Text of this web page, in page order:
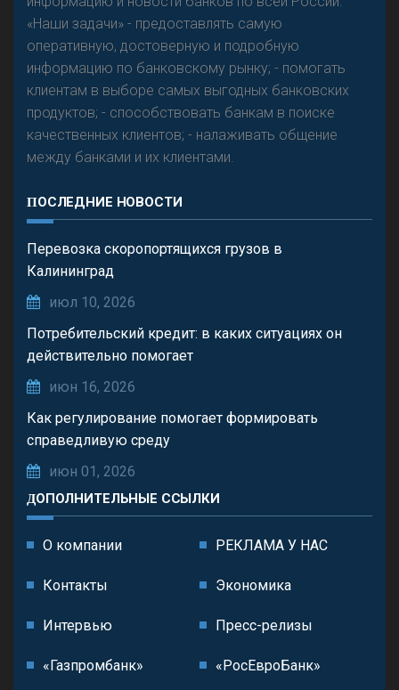
«Наши задачи» - предоставлять самую
оперативную, достоверную и подробную
информацию по банковскому рынку; - помогать
клиентам в выборе самых выгодных банковских
продуктов; - способствовать банкам в поиске
качественных клиентов; - налаживать общение
между банками и их клиентами.
ПОСЛЕДНИЕ НОВОСТИ
Перевозка скоропортящихся грузов в
Калининград
июл 10, 2026
Потребительский кредит: в каких ситуациях он
действительно помогает
июн 16, 2026
Как регулирование помогает формировать
справедливую среду
июн 01, 2026
ДОПОЛНИТЕЛЬНЫЕ ССЫЛКИ
О компании РЕКЛАМА У НАС
Контакты Экономика
Интервью Пресс-релизы
«Газпромбанк» «РосЕвроБанк»